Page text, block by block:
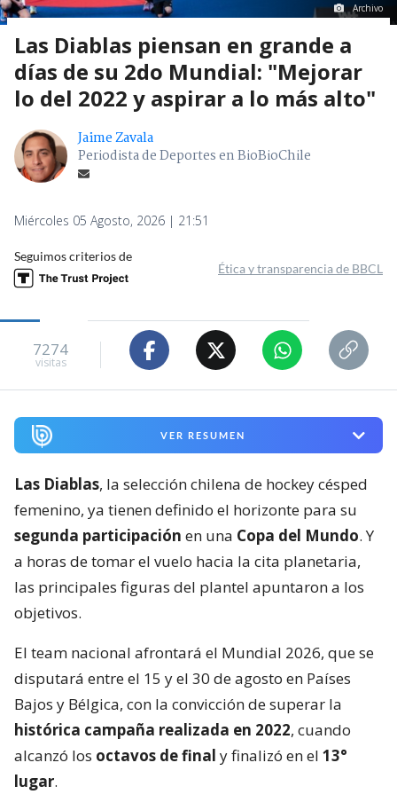
Archivo
Las Diablas piensan en grande a
días de su 2do Mundial: "Mejorar
lo del 2022 y aspirar a lo más alto"
Jaime Zavala
Periodista de Deportes en BioBioChile
Miércoles 05 Agosto, 2026 | 21:51
Seguimos criterios de
Ética y transparencia de BBCL
7274
visitas
VER RESUMEN
Las Diablas, la selección chilena de hockey césped
femenino, ya tienen definido el horizonte para su
segunda participación en una Copa del Mundo. Y
a horas de tomar el vuelo hacia la cita planetaria,
las principales figuras del plantel apuntaron a los
objetivos.
El team nacional afrontará el Mundial 2026, que se
disputará entre el 15 y el 30 de agosto en Países
Bajos y Bélgica, con la convicción de superar la
histórica campaña realizada en 2022, cuando
alcanzó los octavos de final y finalizó en el 13°
lugar.